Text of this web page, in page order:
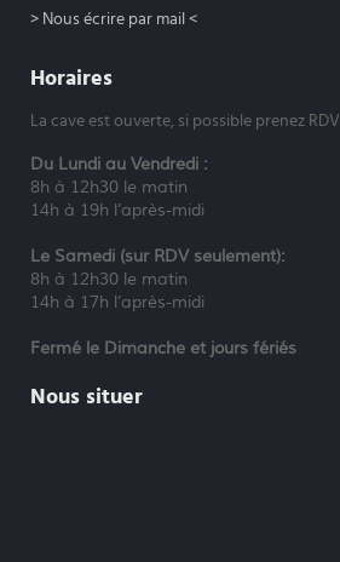
> Nous écrire par mail <
Horaires
La cave est ouverte, si possible prenez RDV
Du Lundi au Vendredi :
8h à 12h30 le matin
14h à 19h l’après-midi
Le Samedi (sur RDV seulement):
8h à 12h30 le matin
14h à 17h l’après-midi
Fermé le Dimanche et jours fériés
Nous situer